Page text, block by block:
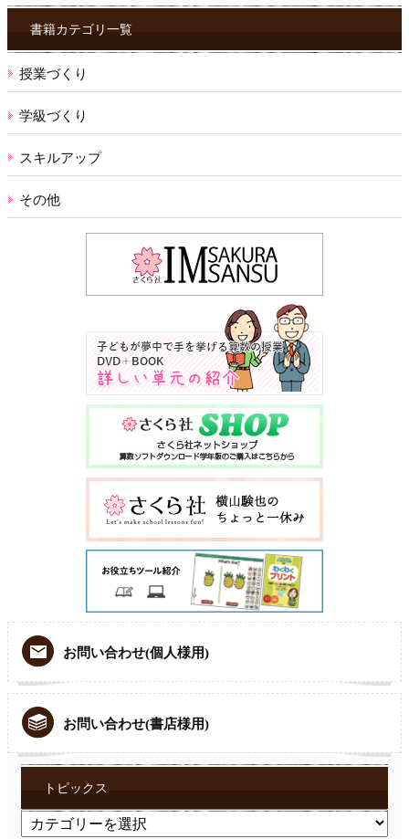
ク
ス書籍カテゴリ一覧
授業づくり
学級づくり
スキルアップ
その他
お問い合わせ(個人様用)
お問い合わせ(書店様用)
トピックス
ト